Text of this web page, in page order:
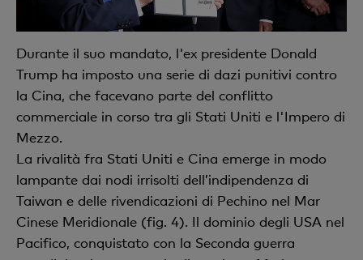
Durante il suo mandato, l'ex presidente Donald
Trump ha imposto una serie di dazi punitivi contro
la Cina, che facevano parte del conflitto
commerciale in corso tra gli Stati Uniti e l'Impero di
Mezzo.
La rivalità fra Stati Uniti e Cina emerge in modo
lampante dai nodi irrisolti dell’indipendenza di
Taiwan e delle rivendicazioni di Pechino nel Mar
Cinese Meridionale (fig. 4). Il dominio degli USA nel
Pacifico, conquistato con la Seconda guerra